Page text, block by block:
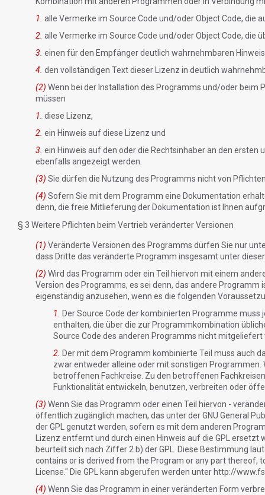
1. alle Vermerke im Source Code und/oder Object Code, die
2. alle Vermerke im Source Code und/oder Object Code, die
3. einen für den Empfänger deutlich wahrnehmbaren
4. den vollständigen Text dieser Lizenz in deutlich
(2) Wenn bei der Installation des Programms und/oder
müssen
1. diese Lizenz,
2. ein Hinweis auf diese Lizenz und
3. ein Hinweis auf den oder die Rechtsinhaber an den
ebenfalls angezeigt werden.
(3) Sie dürfen die Nutzung des Programms nicht von
(4) Sofern Sie mit dem Programm eine Dokumentation
denn, die freie Mitlieferung der Dokumentation ist Ihnen
§ 3 Weitere Pflichten beim Vertrieb veränderter Versionen
(1) Veränderte Versionen des Programms dürfen Sie nur
dass Dritte das veränderte Programm insgesamt unter
(2) Wird das Programm oder ein Teil hiervon mit einem
Version des Programms, es sei denn, das andere
eigenständig anzusehen, wenn es die folgenden
1. Der Source Code der kombinierten Programme
enthalten, die über die zur Programmkombination
Source Code des anderen Programms nicht mitgeliefert
2. Der mit dem Programm kombinierte Teil muss auch
zwar entweder alleine oder mit sonstigen
betroffenen Fachkreise. Zu den betroffenen
Funktionalität entwickeln, benutzen, verbreiten oder
(3) Wenn Sie das Programm oder einen Teil hiervon -
öffentlich zugänglich machen, das unter der GNU General
der GPL genutzt werden, sofern es mit dem anderen
Lizenz entfernt und durch einen Hinweis auf die GPL
beurteilt sich nach Ziffer 2 b) der GPL. Diese Bestimmung
contains or is derived from the Program or any part thereof,
License." Die GPL kann abgerufen werden unter http://
(4) Wenn Sie das Programm in einer veränderten Form